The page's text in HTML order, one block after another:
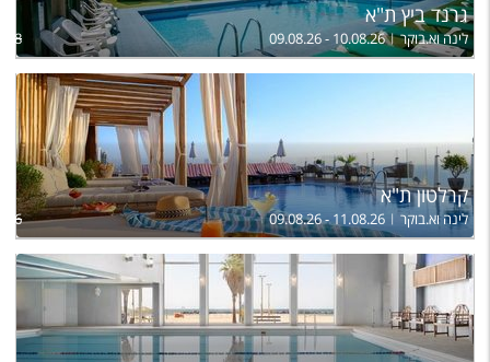
גרנד ביץ ת"א
לינה וא.בוקר 09.08.26 - 10.08.26
קרלטון ת"א
לינה וא.בוקר 09.08.26 - 11.08.26